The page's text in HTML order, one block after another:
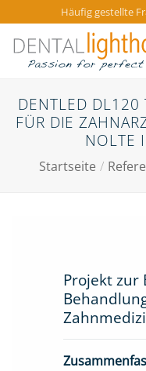
Inhalt
springen
Häufig gestellte
DENTLED DL120
FÜR DIE
NOLTE
Startseite /
Projekt zur